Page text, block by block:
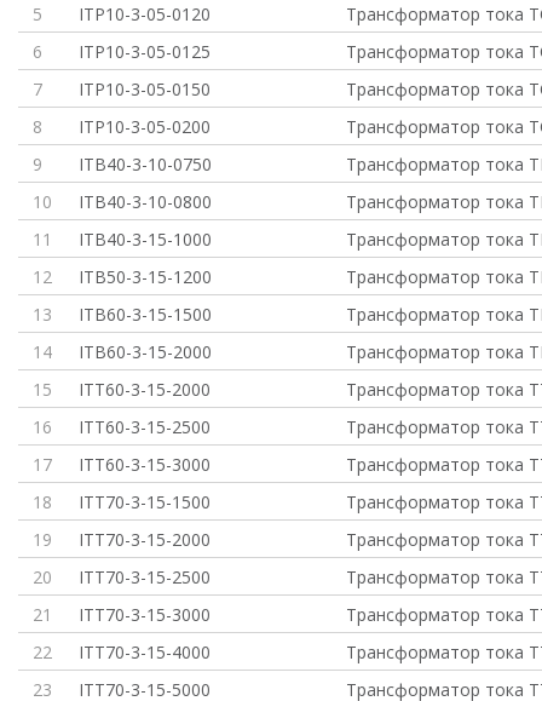
5
ITP10-3-05-0120
Трансформатор тока
6
ITP10-3-05-0125
Трансформатор тока
7
ITP10-3-05-0150
Трансформатор тока
8
ITP10-3-05-0200
Трансформатор тока
9
ITB40-3-10-0750
Трансформатор тока
10
ITB40-3-10-0800
Трансформатор тока
11
ITB40-3-15-1000
Трансформатор тока
12
ITB50-3-15-1200
Трансформатор тока
13
ITB60-3-15-1500
Трансформатор тока
14
ITB60-3-15-2000
Трансформатор тока
15
ITT60-3-15-2000
Трансформатор тока
16
ITT60-3-15-2500
Трансформатор тока
17
ITT60-3-15-3000
Трансформатор тока
18
ITT70-3-15-1500
Трансформатор тока
19
ITT70-3-15-2000
Трансформатор тока
20
ITT70-3-15-2500
Трансформатор тока
21
ITT70-3-15-3000
Трансформатор тока
22
ITT70-3-15-4000
Трансформатор тока
23
ITT70-3-15-5000
Трансформатор тока